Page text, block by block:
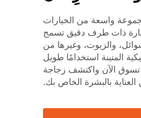
زجاجة مستحضرات التجميل البلاستيكية
واسعة من الخيارات
ذات طرف دقيق تسمح
والزيوت، وغيرها من
المتينة استخدامًا طويل
تسوق الآن واكتشف زجاجة
العناية بالبشرة الخاص بك.